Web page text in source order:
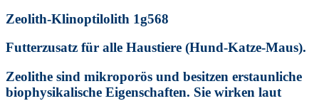
Menge
Zeolith-Klinoptilolith 1g568
Futterzusatz für alle Haustiere (Hund-Katze-Maus).
Zeolithe sind mikroporös und besitzen erstaunliche
biophysikalische Eigenschaften. Sie wirken laut